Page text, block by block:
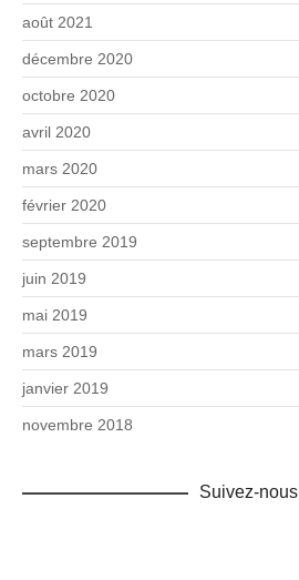
août 2021
décembre 2020
octobre 2020
avril 2020
mars 2020
février 2020
septembre 2019
juin 2019
mai 2019
mars 2019
janvier 2019
novembre 2018
Suivez-nous